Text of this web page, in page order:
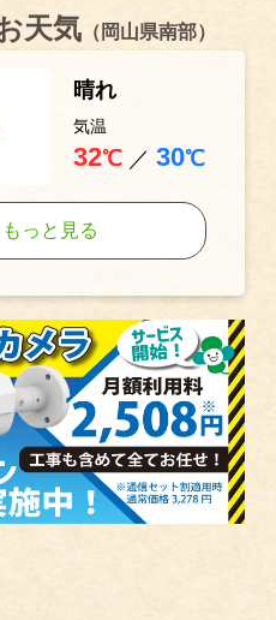
天気 （岡山県南部）
晴れ
気温
32℃／ 30℃
もっと見る